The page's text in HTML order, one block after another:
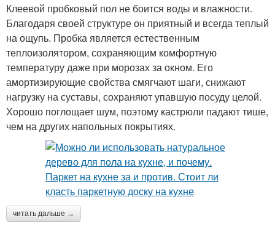
Клеевой пробковый пол не боится воды и влажности.
Благодаря своей структуре он приятный и всегда теплый
на ощупь. Пробка является естественным
теплоизолятором, сохраняющим комфортную
температуру даже при морозах за окном. Его
амортизирующие свойства смягчают шаги, снижают
нагрузку на суставы, сохраняют упавшую посуду целой.
Хорошо поглощает шум, поэтому кастрюли падают тише,
чем на других напольных покрытиях.
читать дальше →